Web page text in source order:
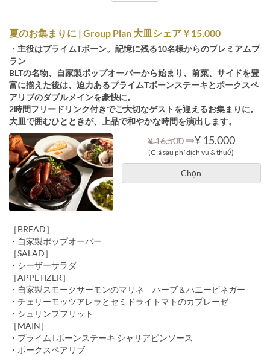
夏のお集まりに | Group Plan 大皿シェア￥15,000
・主役はプライムTボーン。記憶に残る10名様からのプレミアムプ
ラン
BLTの名物、自家製ポップオーバーから始まり、前菜、サイドを豊
富に揃えた後は、迫力あるプライムTボーンステーキとポークスペ
アリブのダブルメインを豪快に。
2時間フリードリンク付きでご大切なゲストを迎えるお集まりに。
大皿で囲むひとときが、上品で和やかな時間を演出します。
¥ 16.500 ⇒¥ 15.000
(Giá sau phí dịch vụ & thuế)
Chọn
［BREAD］
・自家製ポップオーバー
［SALAD］
・シーザーサラダ
［APPETIZER］
・自家製スモークサーモンのマリネ ハーブ＆ハニービネガー
・チェリーモッツアレラとセミドライトマトのカプレーゼ
・シュリンプフリット
［MAIN］
・プライムTボーンステーキ シャリアピンソース
・ポークスペアリブ